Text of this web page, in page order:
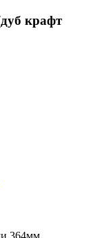
крафт